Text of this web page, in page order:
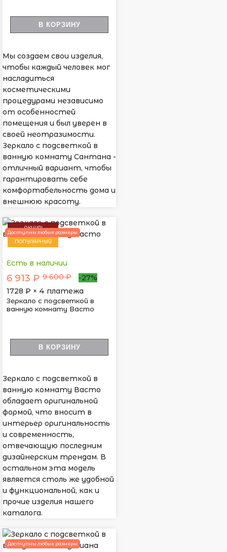
В КОРЗИНУ
Мы создаем свои изделия,
чтобы каждый человек мог
насладиться
косметическими
процедурами независимо
от особенностей
помещения и был уверен в
своей неотразимости.
Зеркало с подсветкой в
ванную комнату Сантана -
отличный вариант, чтобы
гарантировать себе
комфортабельность дома и
внешнюю красоту.
АКЦИЯ!
ПОПУЛЯРНЫЙ
Доступны любые размеры
Есть в наличии
6 913 ₽ 9 600 ₽
-27%
1728 ₽ × 4 платежа
Зеркало с подсветкой в
ванную комнату Васто
В КОРЗИНУ
Зеркало с подсветкой в
ванную комнату Васто
обладает оригинальной
формой, что вносит в
интерьер оригинальность
и современность,
отвечающую последним
дизайнерским трендам. В
остальном эта модель
является столь же удобной
и функциональной, как и
прочие изделия нашего
каталога.
Доступны любые размеры